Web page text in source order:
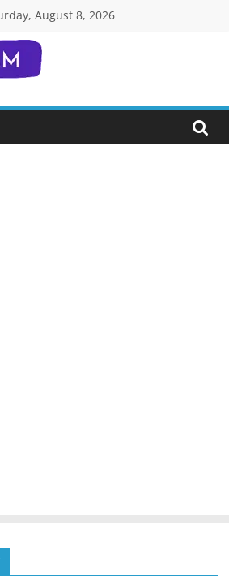
August 8, 2026